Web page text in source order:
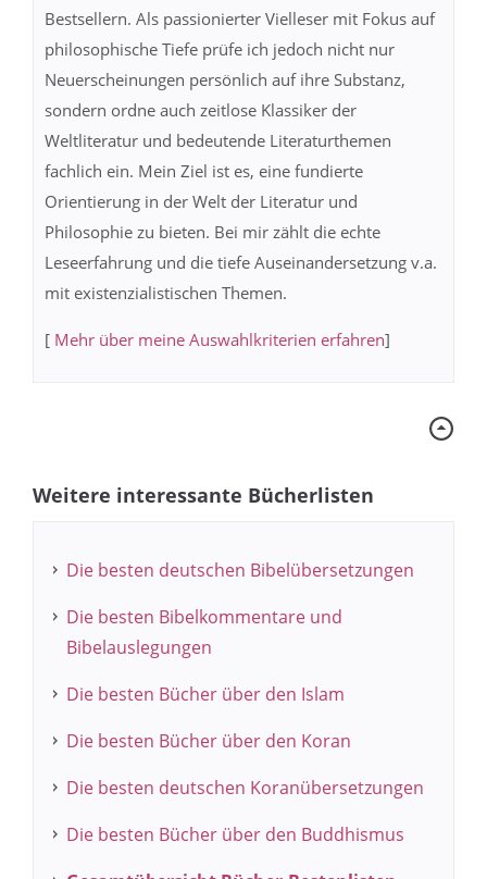
Bestsellern. Als passionierter Vielleser mit Fokus auf
philosophische Tiefe prüfe ich jedoch nicht nur
Neuerscheinungen persönlich auf ihre Substanz,
sondern ordne auch zeitlose Klassiker der
Weltliteratur und bedeutende Literaturthemen
fachlich ein. Mein Ziel ist es, eine fundierte
Orientierung in der Welt der Literatur und
Philosophie zu bieten. Bei mir zählt die echte
Leseerfahrung und die tiefe Auseinandersetzung v.a.
mit existenzialistischen Themen.
[ Mehr über meine Auswahlkriterien erfahren]
Weitere interessante Bücherlisten
Die besten deutschen Bibelübersetzungen
Die besten Bibelkommentare und
Bibelauslegungen
Die besten Bücher über den Islam
Die besten Bücher über den Koran
Die besten deutschen Koranübersetzungen
Die besten Bücher über den Buddhismus